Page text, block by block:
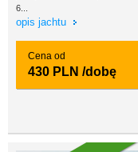
6...
opis jachtu
Cena od
430 PLN /dobę